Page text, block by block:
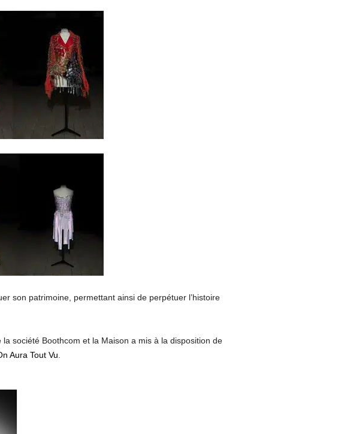
son patrimoine, permettant ainsi de perpétuer l’histoire
société Boothcom et la Maison a mis à la disposition de
Aura Tout Vu